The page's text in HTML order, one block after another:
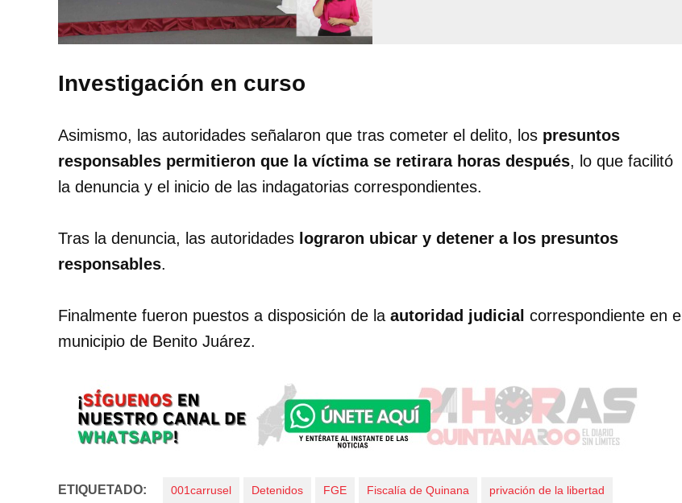
Investigación en curso
Asimismo, las autoridades señalaron que tras cometer el delito, los presuntos
responsables permitieron que la víctima se retirara horas después, lo que facilitó
la denuncia y el inicio de las indagatorias correspondientes.
Tras la denuncia, las autoridades lograron ubicar y detener a los presuntos
responsables.
Finalmente fueron puestos a disposición de la autoridad judicial correspondiente en el
municipio de Benito Juárez.
ETIQUETADO: 001carrusel Detenidos FGE Fiscalía de Quinana privación de la libertad